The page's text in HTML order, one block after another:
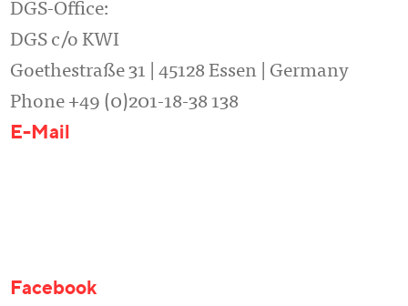
DGS-Office:
DGS c/o KWI
Goethestraße 31 | 45128 Essen | Germany
Phone +49 (0)201-18-38 138
E-Mail
Facebook